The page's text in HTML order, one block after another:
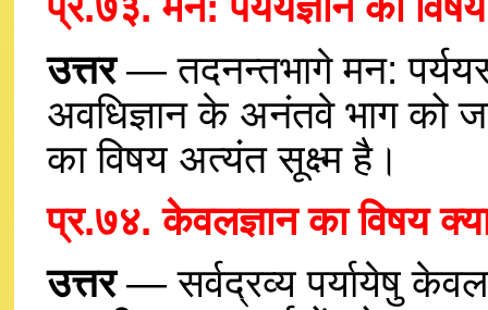
उत्तर— तदनन्तभागे मन:
अवधिज्ञान के अनंतवे भाग को
का विषय अत्यंत सूक्ष्म है।
प्र.७४. केवलज्ञान का विषय
उत्तर— सर्वद्रव्य पर्यायेषु